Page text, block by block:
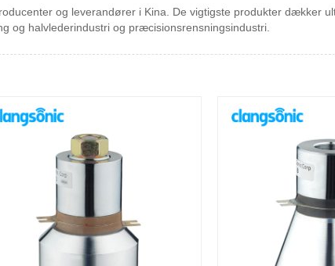
og leverandører i Kina. De vigtigste produkter dækker
og halvlederindustri og præcisionsrensningsindustri.